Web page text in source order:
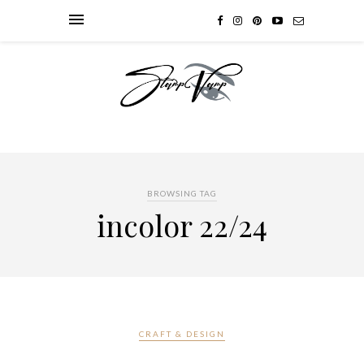
BROWSING TAG
incolor 22/24
CRAFT & DESIGN